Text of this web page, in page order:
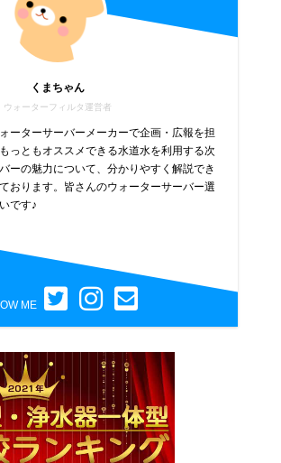
くまちゃん
ウォーターフィルタ運営者
ーターサーバーメーカーで企画・広報を担
っともオススメできる水道水を利用する次
ーの魅力について、分かりやすく解説でき
おります。皆さんのウォーターサーバー選
です♪
ME